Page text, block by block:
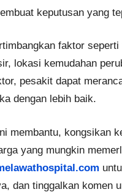
keputusan yang
faktor seperti
lokasi kemudahan
pesakit dapat
dengan lebih baik.
membantu, kongsikan
yang mungkin
dan tinggalkan komen